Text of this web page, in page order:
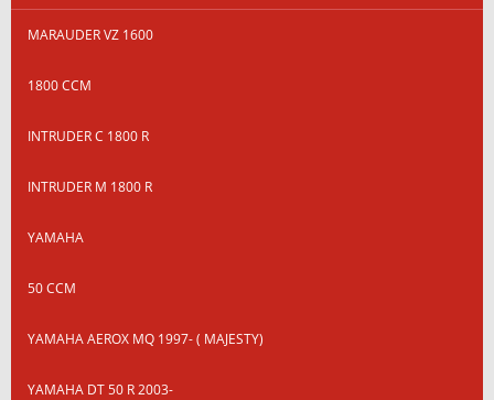
MARAUDER VZ 1600
1800 CCM
INTRUDER C 1800 R
INTRUDER M 1800 R
YAMAHA
50 CCM
YAMAHA AEROX MQ 1997- ( MAJESTY)
YAMAHA DT 50 R 2003-